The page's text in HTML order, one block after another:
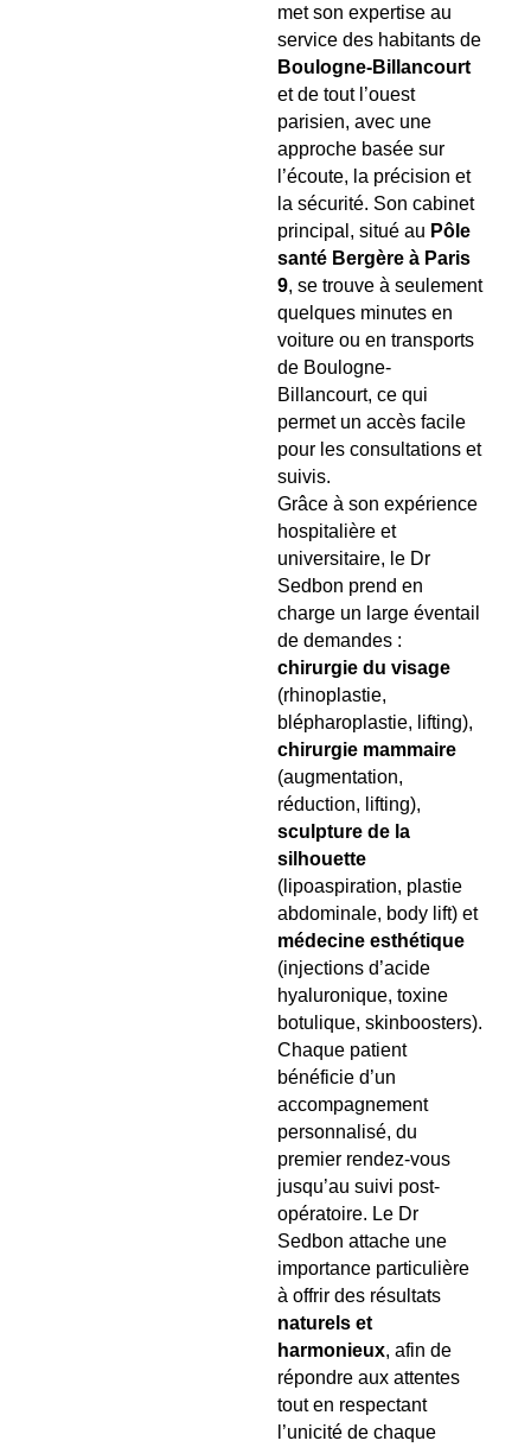
met son expertise au
service des habitants de
Boulogne-Billancourt
et de tout l’ouest
parisien, avec une
approche basée sur
l’écoute, la précision et
la sécurité. Son cabinet
principal, situé au Pôle
santé Bergère à Paris
9, se trouve à seulement
quelques minutes en
voiture ou en transports
de Boulogne-
Billancourt, ce qui
permet un accès facile
pour les consultations et
suivis.
Grâce à son expérience
hospitalière et
universitaire, le Dr
Sedbon prend en
charge un large éventail
de demandes :
chirurgie du visage
(rhinoplastie,
blépharoplastie, lifting),
chirurgie mammaire
(augmentation,
réduction, lifting),
sculpture de la
silhouette
(lipoaspiration, plastie
abdominale, body lift) et
médecine esthétique
(injections d’acide
hyaluronique, toxine
botulique, skinboosters).
Chaque patient
bénéficie d’un
accompagnement
personnalisé, du
premier rendez-vous
jusqu’au suivi post-
opératoire. Le Dr
Sedbon attache une
importance particulière
à offrir des résultats
naturels et
harmonieux, afin de
répondre aux attentes
tout en respectant
l’unicité de chaque